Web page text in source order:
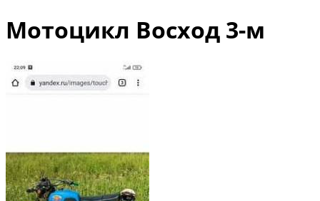
Мотоцикл Восход 3-м